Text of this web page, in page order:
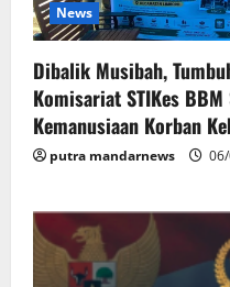
News
Dibalik Musibah,
Komisariat STIKes
Kemanusiaan Korban
putra mandarnews